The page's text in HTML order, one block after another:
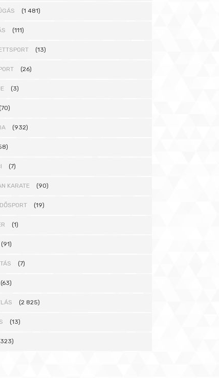
(1 481)
(111)
(13)
(26)
(3)
(932)
(7)
KARATE (90)
(19)
(1)
(91)
(7)
(63)
(2 825)
(13)